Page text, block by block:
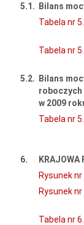
5.1.
Bilans
Tabela nr
Tabela nr
5.2.
Bilans
roboczych
w 2009
Tabela nr
6.
KRAJOWA
Rysunek nr
Rysunek nr
Tabela nr